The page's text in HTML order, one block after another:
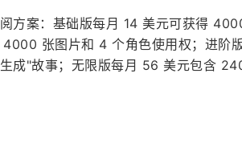
方案：基础版每月 14 美元可获得
张图片和 4 个角色使用权；进阶
成"故事；无限版每月 56 美元包含